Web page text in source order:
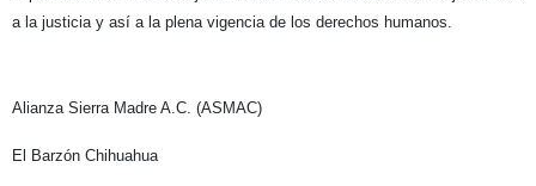
a la justicia y así a la plena vigencia de los derechos humanos.
Alianza Sierra Madre A.C. (ASMAC)
El Barzón Chihuahua